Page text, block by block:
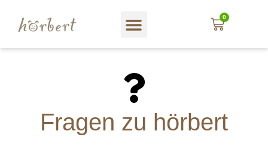
0
Fragen zu hörbert